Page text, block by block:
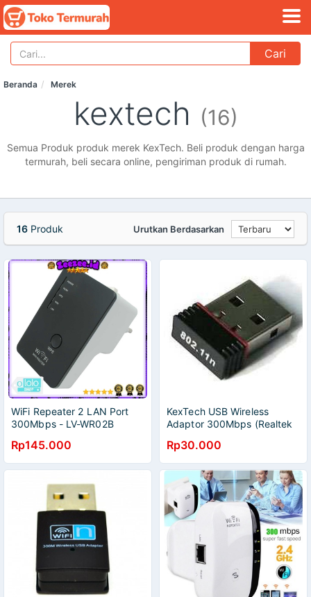
Cari
Beranda Merek
kextech (16)
Semua Produk produk merek KexTech. Beli produk dengan harga
termurah, beli secara online, pengiriman produk di rumah.
16 Produk Urutkan Berdasarkan
WiFi Repeater 2 LAN Port
300Mbps - LV-WR02B
Rp145.000
KexTech USB Wireless
Adaptor 300Mbps (Realtek
Rp30.000